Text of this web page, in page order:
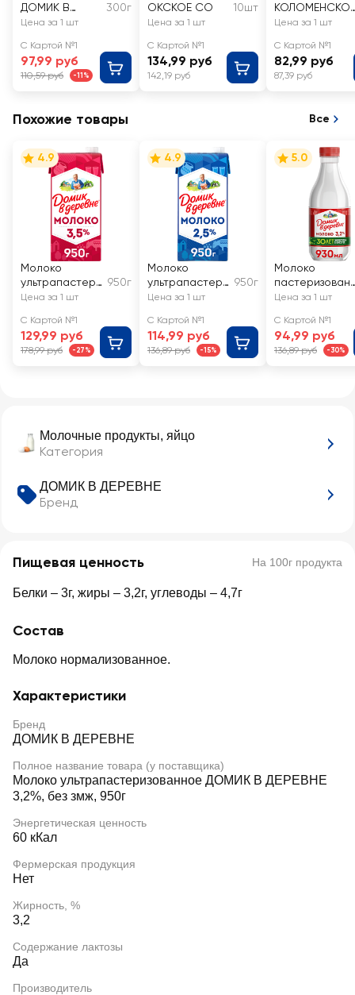
Молочные продукты, яйцо
Категория
ДОМИК В ДЕРЕВНЕ
Бренд
Пищевая ценность На 100г продукта
Белки – 3г, жиры – 3,2г, углеводы – 4,7г
Состав
Молоко нормализованное.
Характеристики
Бренд
ДОМИК В ДЕРЕВНЕ
Полное название товара (у поставщика)
Молоко ультрапастеризованное ДОМИК В ДЕРЕВНЕ
3,2%, без змж, 950г
Энергетическая ценность
60 кКал
Фермерская продукция
Нет
Жирность, %
3,2
Содержание лактозы
Да
Производитель
ДОМИК В
ДЕРЕВНЕ 20%,
300г
Цена за 1 шт
С Картой №1
97,99 руб
110,59 руб -11%
ОКСКОЕ СО
10шт
Цена за 1 шт
С Картой №1
134,99 руб
142,19 руб
КОЛОМЕНСКОЕ
Нарезной, в
Цена за 1 шт
С Картой №1
82,99 руб
87,39 руб
Похожие товары Все
4.9
Молоко
ультрапастери
зованное
ДЕРЕВНЕ 3,5%,
без змж
950г
Цена за 1 шт
С Картой №1
129,99 руб
178,99 руб -27%
4.9
Молоко
ультрапастери
зованное
ДЕРЕВНЕ 2,5%,
без змж
950г
Цена за 1 шт
С Картой №1
114,99 руб
136,89 руб -15%
5.0
Молоко
ое ДОМИК В
без змж
Цена за 1 шт
С Картой №1
94,99 руб
136,89 руб -30%